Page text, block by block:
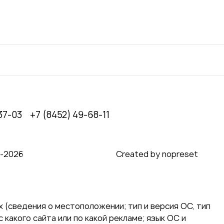
03 +7 (8452) 49-68-11
Created by nopreset
о местоположении; тип и версия ОС, тип
сайта или по какой рекламе; язык ОС и